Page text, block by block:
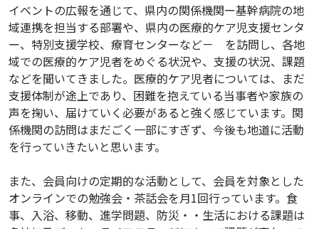
イベントの広報を通じて、県内の関係機関ー基幹病院の地
域連携を担当する部署や、県内の医療的ケア児支援センタ
ー、特別支援学校、療育センターなど－ を訪問し、各地
域での医療的ケア児者をめぐる状況や、支援の状況、課題
などを聞いてきました。医療的ケア児者については、まだ
支援体制が途上であり、困難を抱えている当事者や家族の
声を掬い、届けていく必要があると強く感じています。関
係機関の訪問はまだごく一部にすぎず、今後も地道に活動
を行っていきたいと思います。
また、会員向けの定期的な活動として、会員を対象とした
オンラインでの勉強会・茶話会を月1回行っています。食
事、入浴、移動、進学問題、防災・・生活における課題は